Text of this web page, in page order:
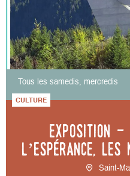
Tous les samedis, mercredis
CULTURE
Exposition
l’espérance, les
Saint-